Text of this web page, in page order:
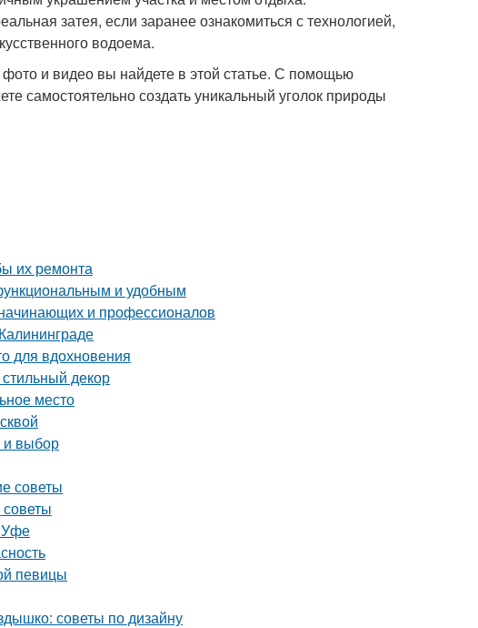
затея, если заранее ознакомиться с технологией,
водоема.
фото и видео вы найдете в этой статье. С помощью
самостоятельно создать уникальный уголок природы
их ремонта
и удобным
и профессионалов
для вдохновения
декор
место
и выбор
советы
Уфе
певицы
советы по дизайну